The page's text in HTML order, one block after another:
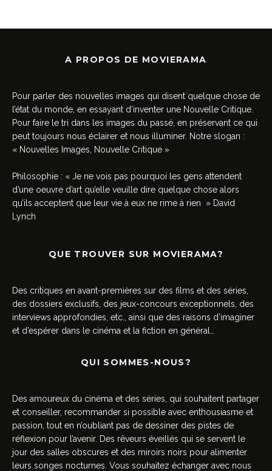
A PROPOS DE MOVIERAMA
Pour parler des nouvelles images qui disent quelque chose de
l’état du monde, en essayant d’inventer une Nouvelle Critique.
Pour faire le tri dans les images du passé, en préservant ce qui
peut toujours nous éclairer et nous illuminer. Notre slogan :
« Nouvelles Images, Nouvelle Critique »
Philosophie : « Je ne vois pas pourquoi les gens attendent
d’une oeuvre d’art qu’elle veuille dire quelque chose alors
qu’ils acceptent que leur vie à eux ne rime à rien » David
Lynch
QUE TROUVER SUR MOVIERAMA?
Des critiques en avant-premières sur des films et des séries,
des dossiers exclusifs, des jeux-concours exceptionnels, des
interviews approfondies, etc., ainsi que des raisons d’imaginer
et d’espérer dans le cinéma et la fiction en général…
QUI SOMMES-NOUS?
Des amoureux du cinéma et des séries, qui souhaitent partager
et conseiller, recommander si possible avec enthousiasme et
passion, tout en n’oubliant pas de dessiner des pistes de
réflexion pour l’avenir. Des rêveurs éveillés qui se servent le
jour des salles obscures et des miroirs noirs pour alimenter
leurs songes nocturnes. Vous souhaitez échanger avec nous